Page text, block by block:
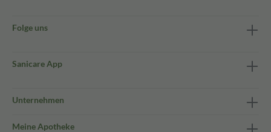
Folge uns
Sanicare App
Unternehmen
Meine Apotheke